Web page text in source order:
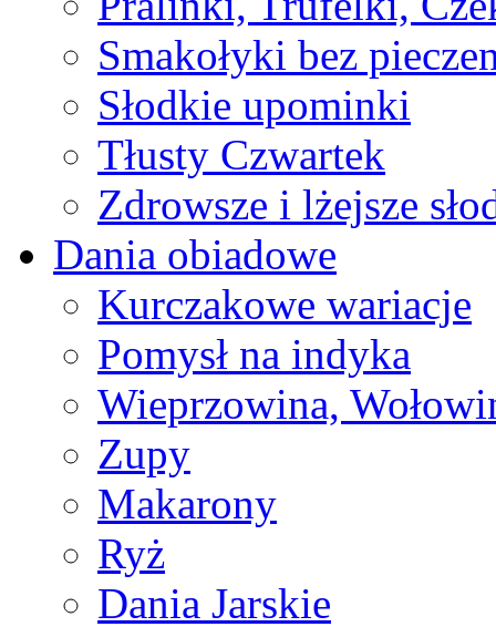
Smakołyki bez
Słodkie upominki
Tłusty Czwartek
Zdrowsze i lżejsze
Dania obiadowe
Kurczakowe wariacje
Pomysł na indyka
Wieprzowina,
Zupy
Makarony
Ryż
Dania Jarskie